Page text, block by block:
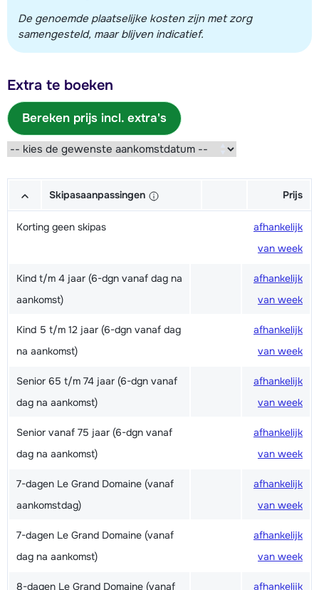
De genoemde plaatselijke kosten zijn met zorg
samengesteld, maar blijven indicatief.
Extra te boeken
Bereken prijs incl. extra's
Skipasaanpassingen Prijs
Korting geen skipas
afhankelijk
van week
Kind t/m 4 jaar (6-dgn vanaf dag na
aankomst)
afhankelijk
van week
Kind 5 t/m 12 jaar (6-dgn vanaf dag
na aankomst)
afhankelijk
van week
Senior 65 t/m 74 jaar (6-dgn vanaf
dag na aankomst)
afhankelijk
van week
Senior vanaf 75 jaar (6-dgn vanaf
dag na aankomst)
afhankelijk
van week
7-dagen Le Grand Domaine (vanaf
aankomstdag)
afhankelijk
van week
7-dagen Le Grand Domaine (vanaf
dag na aankomst)
afhankelijk
van week
8-dagen Le Grand Domaine (vanaf
afhankelijk